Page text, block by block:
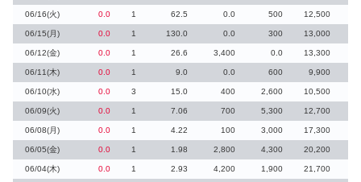
06/16(火) 0.0 1 62.5 0.0 500 12,500
06/15(月) 0.0 1 130.0 0.0 300 13,000
06/12(金) 0.0 1 26.6 3,400 0.0 13,300
06/11(木) 0.0 1 9.0 0.0 600 9,900
06/10(水) 0.0 3 15.0 400 2,600 10,500
06/09(火) 0.0 1 7.06 700 5,300 12,700
06/08(月) 0.0 1 4.22 100 3,000 17,300
06/05(金) 0.0 1 1.98 2,800 4,300 20,200
06/04(木) 0.0 1 2.93 4,200 1,900 21,700